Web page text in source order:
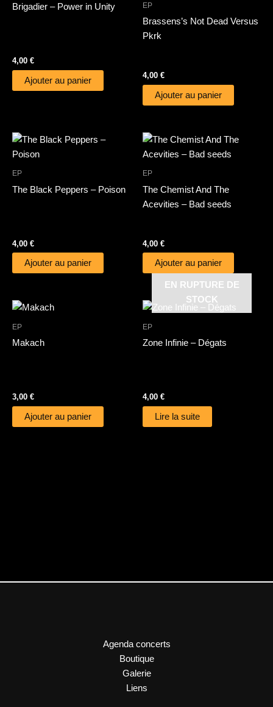
Brigadier – Power in Unity
4,00 €
Ajouter au panier
EP
Brassens’s Not Dead Versus
Pkrk
4,00 €
Ajouter au panier
EP
The Black Peppers – Poison
4,00 €
Ajouter au panier
EP
The Chemist And The
Acevities – Bad seeds
4,00 €
Ajouter au panier
EP
Makach
3,00 €
Ajouter au panier
EN RUPTURE DE
STOCK
EP
Zone Infinie – Dégats
4,00 €
Lire la suite
Agenda concerts
Boutique
Galerie
Liens